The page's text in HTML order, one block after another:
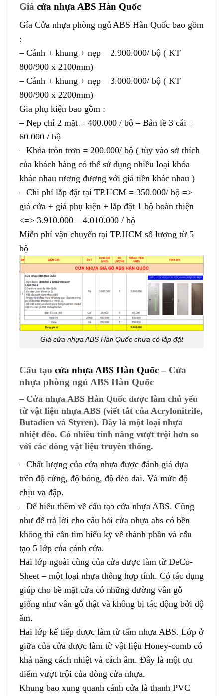
Giá cửa nhựa ABS Hàn Quốc
Gía Cửa nhựa phòng ngủ ABS Hàn Quốc bao gồm
:
– Cánh + khung + nẹp = 2.900.000/ bộ ( KT
800/900 x 2100mm)
– Cánh + khung + nẹp = 3.000.000/ bộ ( KT
800/900 x 2200mm)
Gia phụ kiện bao gồm :
– Nẹp chỉ 2 mặt = 400.000 / bộ – Bản lề 3 cái =
60.000 / bộ
– Khóa tròn trơn = 200.000/ bộ ( tùy vào sở thích
của khách hàng có thể sử dụng nhiều loại khóa
khác nhau tương đương với giá tiền khác nhau )
– Chi phí lắp đặt tại TP.HCM = 350.000/ bộ =>
giá cửa + giá phụ kiện + lắp đặt 1 bộ hoàn thiện
<=> 3.910.000 – 4.010.000 / bộ
Miễn phí vận chuyển tại TP.HCM số lượng từ 5
bộ
Giá cửa nhựa ABS Hàn Quốc chưa có lắp đặt
Cấu tạo cửa nhựa ABS Hàn Quốc – Cửa
nhựa phòng ngủ ABS Hàn Quốc
– Cửa nhựa ABS Hàn Quốc được làm chủ yếu
từ vật liệu nhựa ABS (viết tắt của Acrylonitrile,
Butadien và Styren). Đây là một loại nhựa
nhiệt dẻo. Có nhiều tính năng vượt trội hơn so
với các dòng vật liệu truyền thống.
– Chất lượng của cửa nhựa được đánh giá dựa
trên độ cứng, độ bóng, độ dẻo dai. Và mức độ
chịu va đập.
– Để hiểu thêm về cấu tạo cửa nhựa ABS. Cũng
như để trả lời cho câu hỏi cửa nhựa abs có bền
không thì cần tìm hiểu kỹ về thành phần và cấu
tạo 5 lớp của cánh cửa.
Hai lớp ngoài cùng của cửa được làm từ DeCo-
Sheet – một loại nhựa thông hợp tính. Có tác dụng
giúp cho bề mặt cửa có những đường vân gỗ
giống như vân gỗ thật và không bị tác động bởi độ
ẩm.
Hai lớp kế tiếp được làm từ tấm nhựa ABS. Lớp ở
giữa của cửa được làm từ vật liệu Honey-comb có
khả năng cách nhiệt và cách âm. Đây là một ưu
điểm vượt trội của dòng cửa nhựa.
Khung bao xung quanh cánh cửa là thanh PVC